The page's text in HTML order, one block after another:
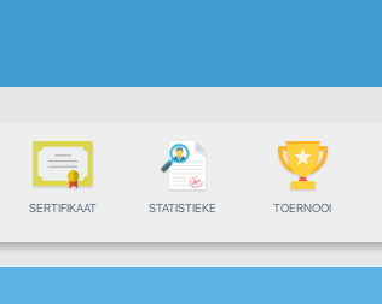
SERTIFIKAAT STATISTIEKE TOERNOOI